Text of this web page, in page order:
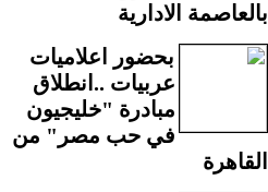
بالعاصمة الادارية
بحضور اعلاميات
عربيات ..انطلاق
مبادرة "خليجيون
في حب مصر" من
القاهرة